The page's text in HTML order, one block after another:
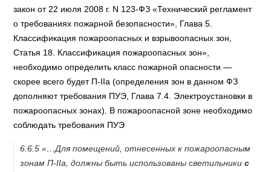
закон от 22 июля 2008 г. N 123-ФЗ «Технический регламент
о требованиях пожарной безопасности», Глава 5.
Классификация пожароопасных и взрывоопасных зон,
Статья 18. Классификация пожароопасных зон»,
необходимо определить класс пожарной опасности —
скорее всего будет П-IIa (определения зон в данном ФЗ
дополняют требования ПУЭ, Глава 7.4. Электроустановки в
пожароопасных зонах). В пожароопасной зоне необходимо
соблюдать требования ПУЭ
6.6.5«…Для помещений, отнесенных к пожароопасным
зонам П-IIа, должны быть использованы светильникис